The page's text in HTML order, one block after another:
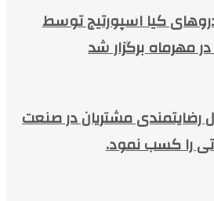
کیا اسپورتیج توسط
مهرماه برگزار شد
رضایتمندی مشتریان در صنعت
را کسب نمود.